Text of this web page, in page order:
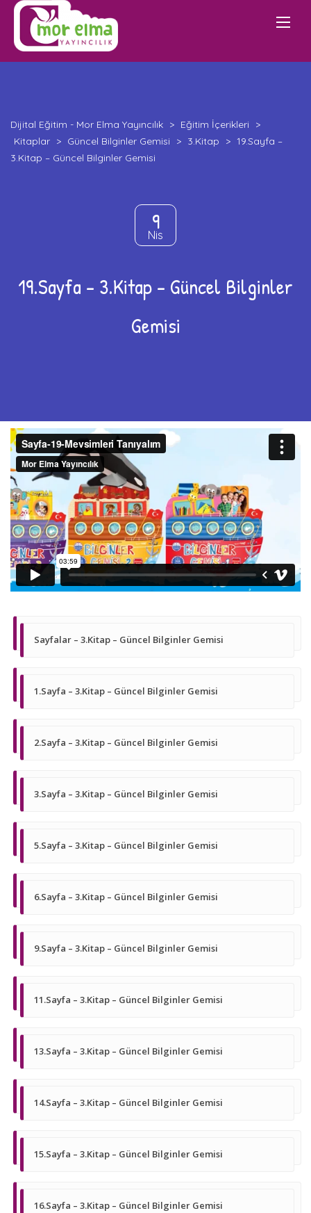
Dijital Eğitim - Mor Elma Yayıncılık > Eğitim İçerikleri
>
Kitaplar > Güncel Bilginler Gemisi > 3.Kitap > 19.Sayfa –
3.Kitap – Güncel Bilginler Gemisi
9
Nis
19.Sayfa – 3.Kitap – Güncel Bilginler
Gemisi
Sayfalar – 3.Kitap – Güncel Bilginler Gemisi
1.Sayfa – 3.Kitap – Güncel Bilginler Gemisi
2.Sayfa – 3.Kitap – Güncel Bilginler Gemisi
3.Sayfa – 3.Kitap – Güncel Bilginler Gemisi
5.Sayfa – 3.Kitap – Güncel Bilginler Gemisi
6.Sayfa – 3.Kitap – Güncel Bilginler Gemisi
9.Sayfa – 3.Kitap – Güncel Bilginler Gemisi
11.Sayfa – 3.Kitap – Güncel Bilginler Gemisi
13.Sayfa – 3.Kitap – Güncel Bilginler Gemisi
14.Sayfa – 3.Kitap – Güncel Bilginler Gemisi
15.Sayfa – 3.Kitap – Güncel Bilginler Gemisi
16.Sayfa – 3.Kitap – Güncel Bilginler Gemisi